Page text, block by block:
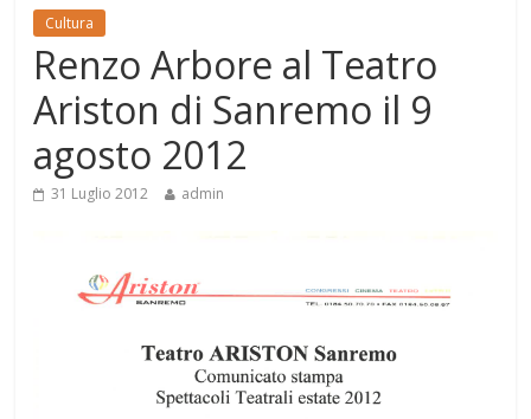
Cultura
Renzo Arbore al Teatro
Ariston di Sanremo il 9
agosto 2012
31 Luglio 2012 admin